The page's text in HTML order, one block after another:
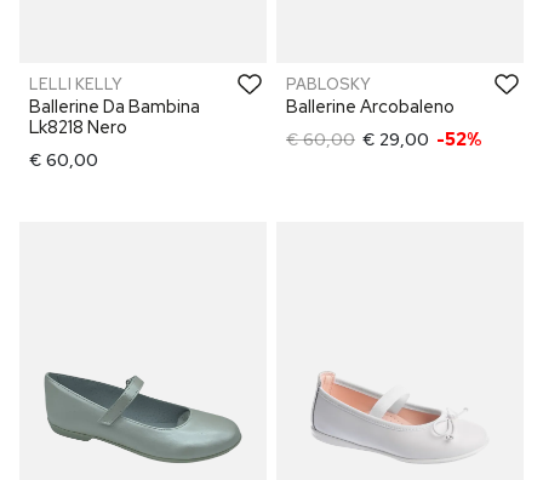
LELLI KELLY
Ballerine Da Bambina
Lk8218 Nero
€ 60,00
PABLOSKY
Ballerine Arcobaleno
€ 60,00 € 29,00 -52%